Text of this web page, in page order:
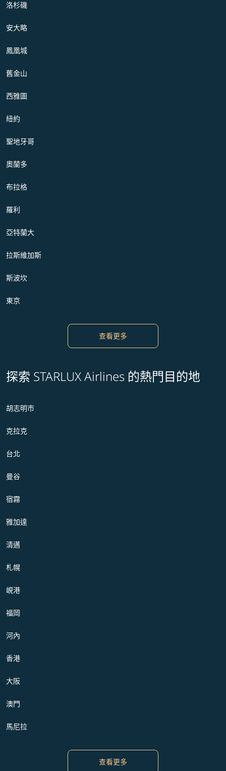
洛杉磯
安大略
鳳凰城
舊金山
西雅圖
紐約
聖地牙哥
奧蘭多
布拉格
羅利
亞特蘭大
拉斯維加斯
斯波坎
東京
查看更多
探索 STARLUX Airlines 的熱門目的地
胡志明市
克拉克
台北
曼谷
宿霧
雅加達
清邁
札幌
峴港
福岡
河內
香港
大阪
澳門
馬尼拉
查看更多